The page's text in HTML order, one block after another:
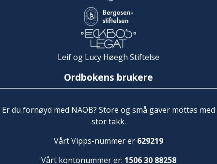
Leif og Lucy Høegh Stiftelse
Ordbokens brukere
Er du fornøyd med NAOB? Store og små gaver mottas med
stor takk.
Vårt Vipps-nummer er 629219
Vårt kontonummer er: 1506 30 88258